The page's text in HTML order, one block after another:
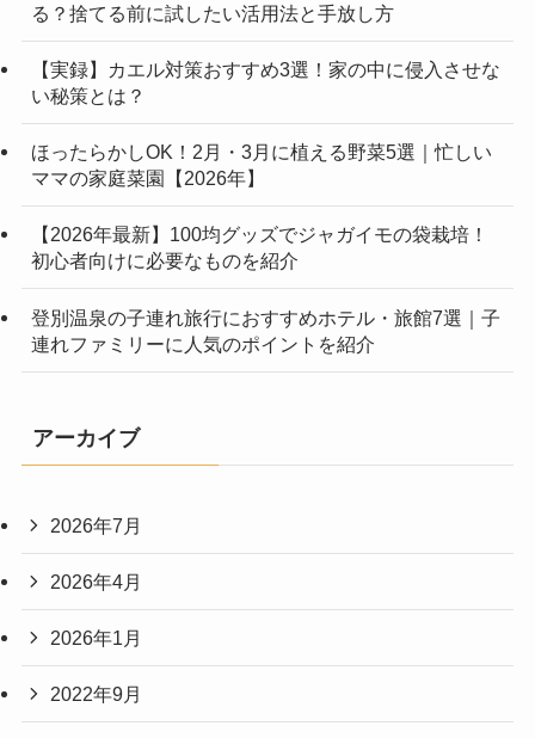
る？捨てる前に試したい活用法と手放し方
【実録】カエル対策おすすめ3選！家の中に侵入させな
い秘策とは？
ほったらかしOK！2月・3月に植える野菜5選｜忙しい
ママの家庭菜園【2026年】
【2026年最新】100均グッズでジャガイモの袋栽培！
初心者向けに必要なものを紹介
登別温泉の子連れ旅行におすすめホテル・旅館7選｜子
連れファミリーに人気のポイントを紹介
アーカイブ
2026年7月
2026年4月
2026年1月
2022年9月